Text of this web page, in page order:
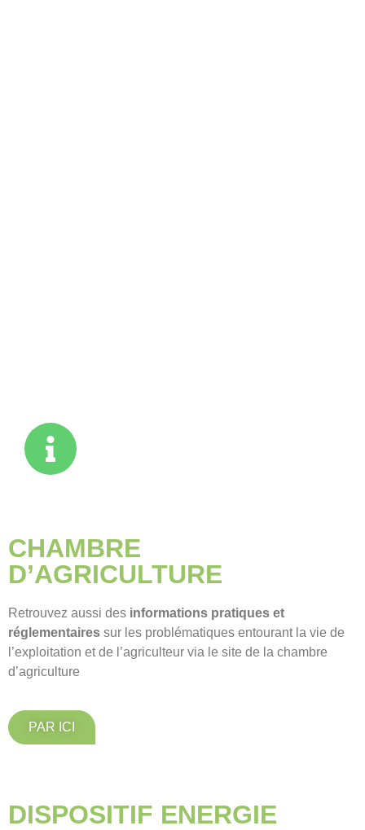
CHAMBRE
D’AGRICULTURE
Retrouvez aussi des informations pratiques et
réglementaires sur les problématiques entourant la vie de
l’exploitation et de l’agriculteur via le site de la chambre
d’agriculture
PAR ICI
DISPOSITIF ENERGIE